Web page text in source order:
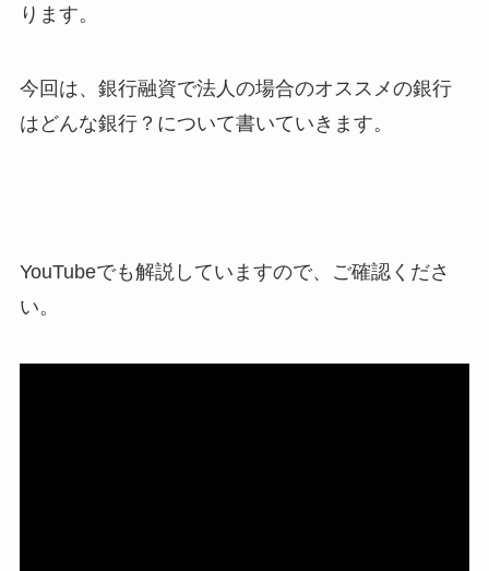
ります。
今回は、銀行融資で法人の場合のオススメの銀行
はどんな銀行？について書いていきます。
YouTubeでも解説していますので、ご確認くださ
い。